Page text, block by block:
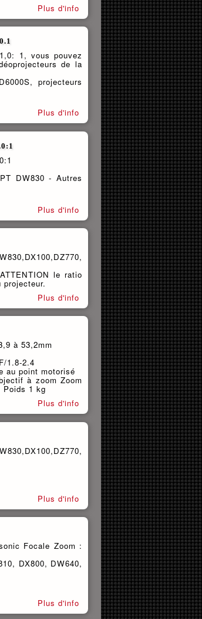
Plus d'info
1, vous pouvez
de la
projecteurs
Plus d'info
DW830 - Autres
Plus d'info
le ratio
Plus d'info
à 53,2mm
1.8-2.4
au point motorisé
à zoom Zoom
Poids 1 kg
Plus d'info
Plus d'info
Focale Zoom :
DX800, DW640,
Plus d'info